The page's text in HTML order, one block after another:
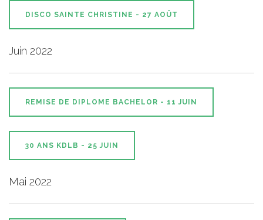
DISCO SAINTE CHRISTINE - 27 AOÛT
Juin 2022
REMISE DE DIPLOME BACHELOR - 11 JUIN
30 ANS KDLB - 25 JUIN
Mai 2022